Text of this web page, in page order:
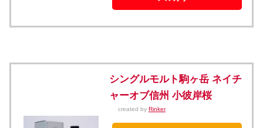
シングルモルト駒ヶ岳 ネイチ
ャーオブ信州 小彼岸桜
created by Rinker